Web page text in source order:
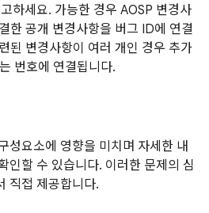
하세요. 가능한 경우 AOSP 변경사
한 공개 변경사항을 버그 ID에 연결
된 변경사항이 여러 개인 경우 추가
번호에 연결됩니다.
성요소에 영향을 미치며 자세한 내
인할 수 있습니다. 이러한 문제의 심
직접 제공합니다.